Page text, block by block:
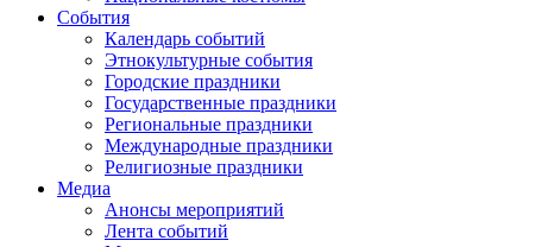
События
Календарь событий
Этнокультурные события
Городские праздники
Государственные праздники
Региональные праздники
Международные праздники
Религиозные праздники
Медиа
Анонсы мероприятий
Лента событий